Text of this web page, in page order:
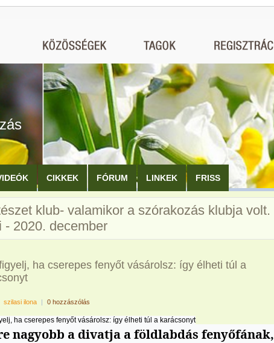
CIKKEK FÓRUM LINKEK FRISS
klub- valamikor a szórakozás klubja volt.
- 2020. december
ha cserepes fenyőt vásárolsz: így élheti túl a
szilasi ilona | 0 hozzászólás
ha cserepes fenyőt vásárolsz: így élheti túl a karácsonyt
nagyobb a divatja a földlabdás fenyőfának,